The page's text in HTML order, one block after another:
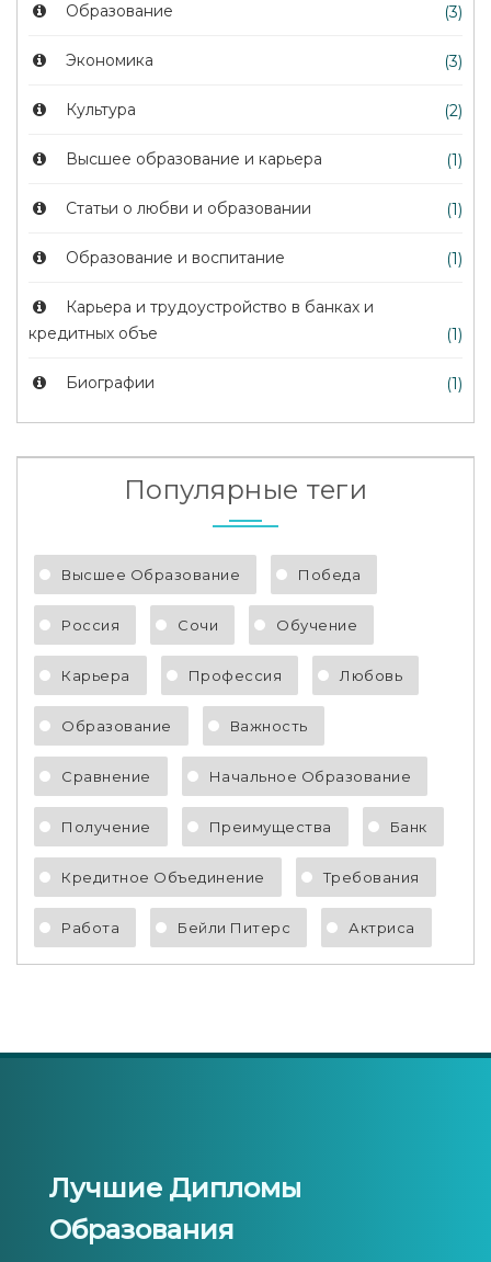
Образование (3)
Экономика (3)
Культура (2)
Высшее образование и карьера (1)
Статьи о любви и образовании (1)
Образование и воспитание (1)
Карьера и трудоустройство в банках и
кредитных объе
(1)
Биографии (1)
Популярные теги
Высшее Образование Победа
Россия Сочи Обучение
Карьера Профессия Любовь
Образование Важность
Сравнение Начальное Образование
Получение Преимущества Банк
Кредитное Объединение Требования
Работа Бейли Питерс Актриса
Лучшие Дипломы
Образования